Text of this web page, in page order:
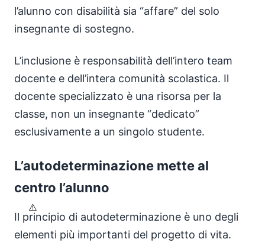
l’alunno con disabilità sia “affare” del solo
insegnante di sostegno.
L’inclusione è responsabilità dell’intero team
docente e dell’intera comunità scolastica. Il
docente specializzato è una risorsa per la
classe, non un insegnante “dedicato”
esclusivamente a un singolo studente.
L’autodeterminazione mette al
centro l’alunno
Il principio di autodeterminazione è uno degli
elementi più importanti del progetto di vita.